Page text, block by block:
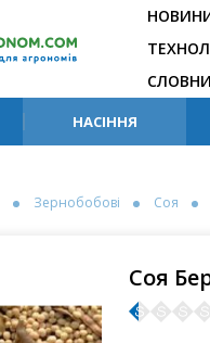
НАСІННЯ
Зернобобові Соя
Соя